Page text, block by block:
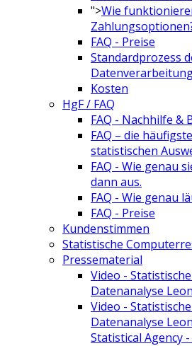
">Wie
FAQ - Preise
Standardprozess
Kosten
HgF / FAQ
FAQ - Nachhilfe &
FAQ – die
statistischen
FAQ - Wie genau
dann aus.
FAQ - Wie genau
FAQ - Preise
Kundenstimmen
Statistische
Pressematerial
Video -
Datenanalyse
Video -
Datenanalyse
Statistical Agency